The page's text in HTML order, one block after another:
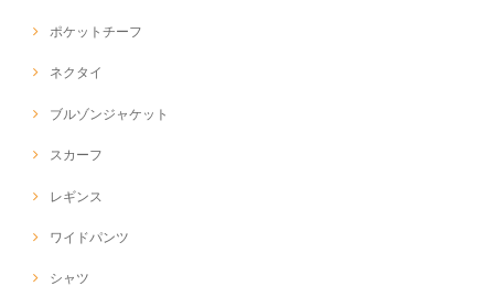
ポケットチーフ
ネクタイ
ブルゾンジャケット
スカーフ
レギンス
ワイドパンツ
シャツ